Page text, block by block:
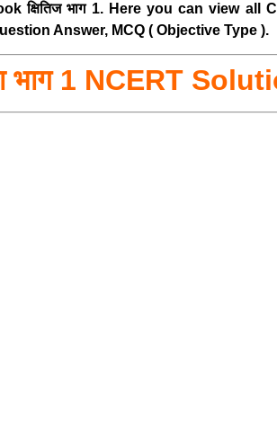
क्षितिज भाग 1. Here you can view all
Answer, MCQ ( Objective Type ).
1 NCERT